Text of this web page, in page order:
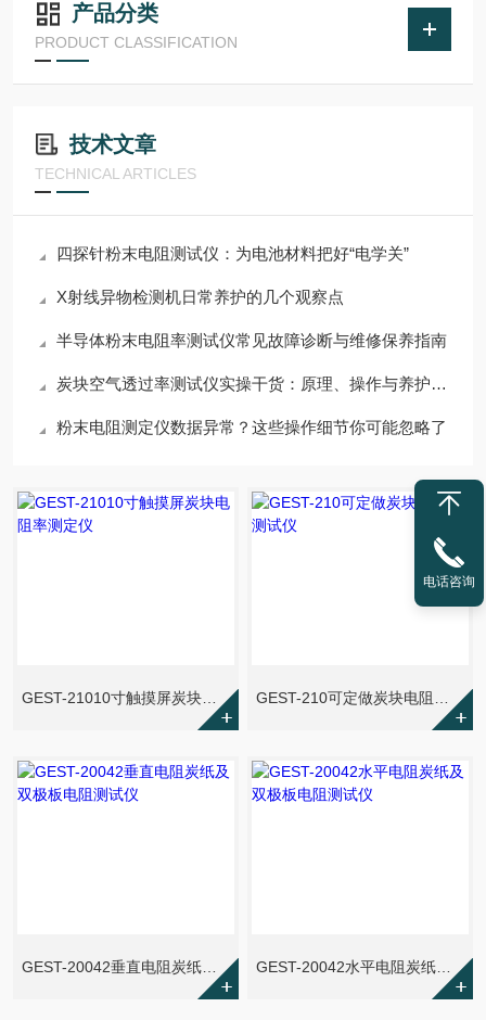
产品分类
PRODUCT CLASSIFICATION
技术文章
TECHNICAL ARTICLES
四探针粉末电阻测试仪：为电池材料把好“电学关”
X射线异物检测机日常养护的几个观察点
半导体粉末电阻率测试仪常见故障诊断与维修保养指南
炭块空气透过率测试仪实操干货：原理、操作与养护技巧
粉末电阻测定仪数据异常？这些操作细节你可能忽略了
GEST-21010寸触摸屏炭块电阻率测定仪 GEST-210可定做炭块电阻率测试仪
GEST-20042垂直电阻炭纸及双极板电阻测试仪 GEST-20042水平电阻炭纸及双极板电阻测试仪
电话咨询